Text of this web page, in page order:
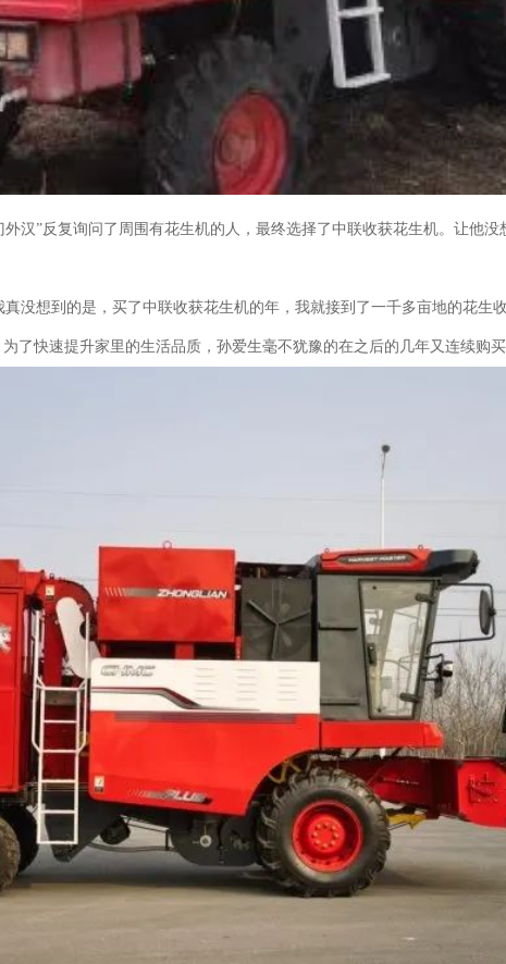
”反复询问了周围有花生机的人，最终选择了中联收获花生机。让他
想到的是，买了中联收获花生机的年，我就接到了一千多亩地的花生
快速提升家里的生活品质，孙爱生毫不犹豫的在之后的几年又连续购买